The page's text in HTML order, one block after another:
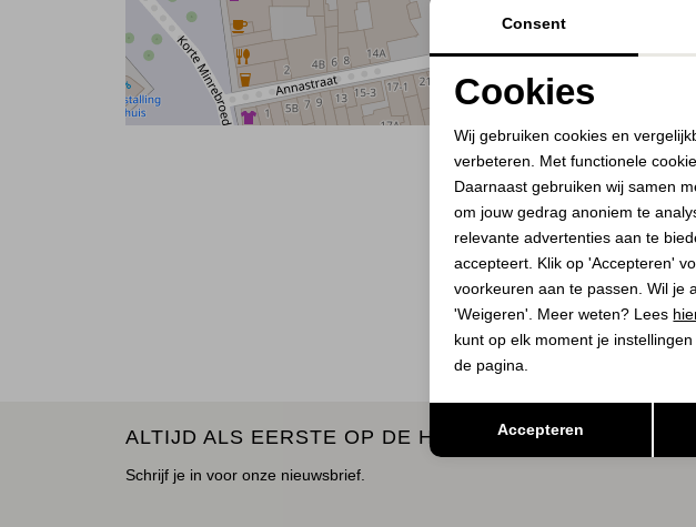
ALTIJD ALS EERSTE OP DE HOOGTE ZIJN?
Schrijf je in voor onze nieuwsbrief.
Analytische cookies
Consent
Cookies
Wij gebruiken cookies en
verbeteren. Met functionele
Daarnaast gebruiken wij samen
om jouw gedrag anoniem te
relevante advertenties aan te
accepteert. Klik op 'Accepteren'
voorkeuren aan te passen. Wil je
'Weigeren'. Meer weten? Lees
kunt op elk moment je
de pagina.
Accepteren